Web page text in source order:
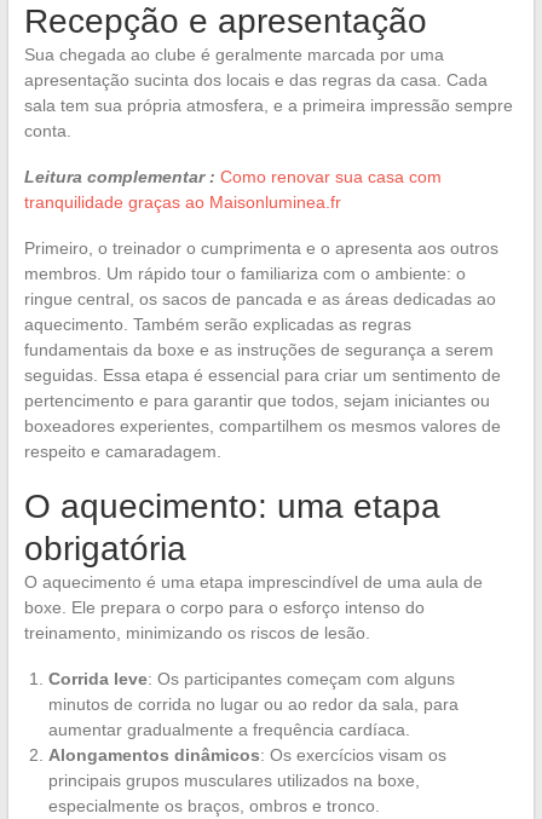
Recepção e apresentação
Sua chegada ao clube é geralmente marcada por uma
apresentação sucinta dos locais e das regras da casa. Cada
sala tem sua própria atmosfera, e a primeira impressão sempre
conta.
Leitura complementar : Como renovar sua casa com
tranquilidade graças ao Maisonluminea.fr
Primeiro, o treinador o cumprimenta e o apresenta aos outros
membros. Um rápido tour o familiariza com o ambiente: o
ringue central, os sacos de pancada e as áreas dedicadas ao
aquecimento. Também serão explicadas as regras
fundamentais da boxe e as instruções de segurança a serem
seguidas. Essa etapa é essencial para criar um sentimento de
pertencimento e para garantir que todos, sejam iniciantes ou
boxeadores experientes, compartilhem os mesmos valores de
respeito e camaradagem.
O aquecimento: uma etapa
obrigatória
O aquecimento é uma etapa imprescindível de uma aula de
boxe. Ele prepara o corpo para o esforço intenso do
treinamento, minimizando os riscos de lesão.
Corrida leve: Os participantes começam com alguns
minutos de corrida no lugar ou ao redor da sala, para
aumentar gradualmente a frequência cardíaca.
Alongamentos dinâmicos: Os exercícios visam os
principais grupos musculares utilizados na boxe,
especialmente os braços, ombros e tronco.